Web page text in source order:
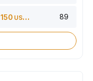
150 USDT 89